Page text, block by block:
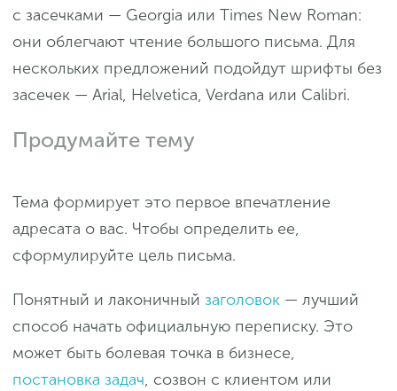
с засечками — Georgia или Times New Roman:
они облегчают чтение большого письма. Для
нескольких предложений подойдут шрифты без
засечек — Arial, Helvetica, Verdana или Calibri.
Продумайте тему
Тема формирует это первое впечатление
адресата о вас. Чтобы определить ее,
сформулируйте цель письма.
Понятный и лаконичный заголовок — лучший
способ начать официальную переписку. Это
может быть болевая точка в бизнесе,
постановка задач, созвон с клиентом или